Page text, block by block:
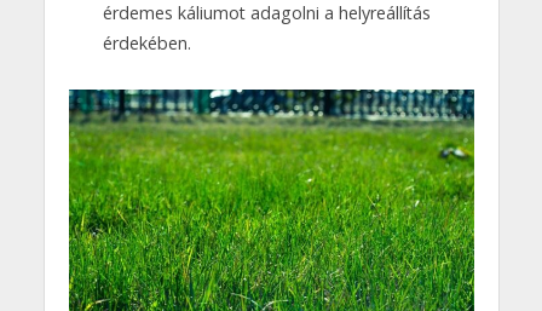
érdemes káliumot adagolni a helyreállítás
érdekében.